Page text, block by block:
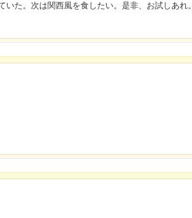
た。次は関西風を食したい。是非、お試しあれ。